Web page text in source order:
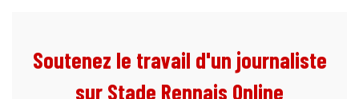
Soutenez le travail d'un journaliste
sur Stade Rennais Online